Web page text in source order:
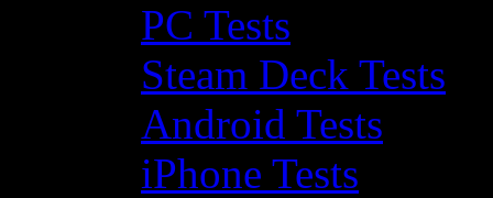
PC Tests
Steam Deck Tests
Android Tests
iPhone Tests